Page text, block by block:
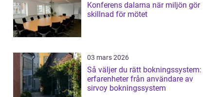
Konferens dalarna när miljön gör
skillnad för mötet
03 mars 2026
Så väljer du rätt bokningssystem:
erfarenheter från användare av
sirvoy bokningssystem